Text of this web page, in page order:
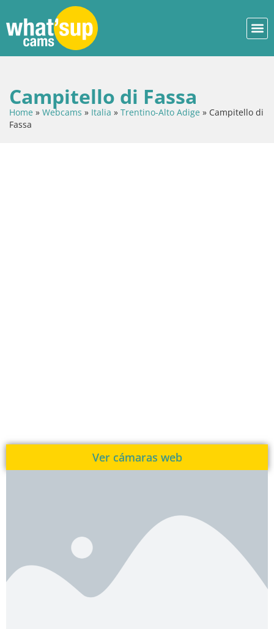
Campitello di Fassa
Home » Webcams » Italia » Trentino-Alto Adige » Campitello di
Fassa
Ver cámaras web